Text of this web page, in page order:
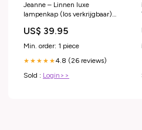
Jeanne – Linnen luxe
lampenkap (los verkrijgbaar)
US$ 39.95
Min. order: 1 piece
★★★★★4.8 (26 reviews)
Sold : Login>>